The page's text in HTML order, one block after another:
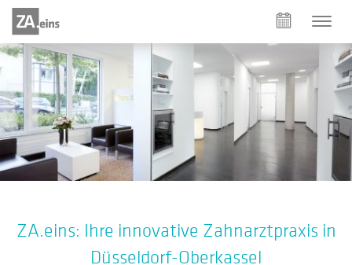
ZA.eins: Ihre innovative Zahnarztpraxis in
Düsseldorf-Oberkassel